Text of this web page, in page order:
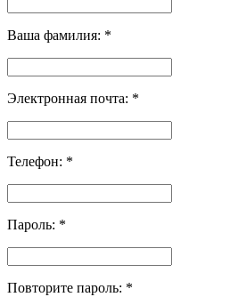
Ваша фамилия: *
Электронная почта: *
Телефон: *
Пароль: *
Повторите пароль: *